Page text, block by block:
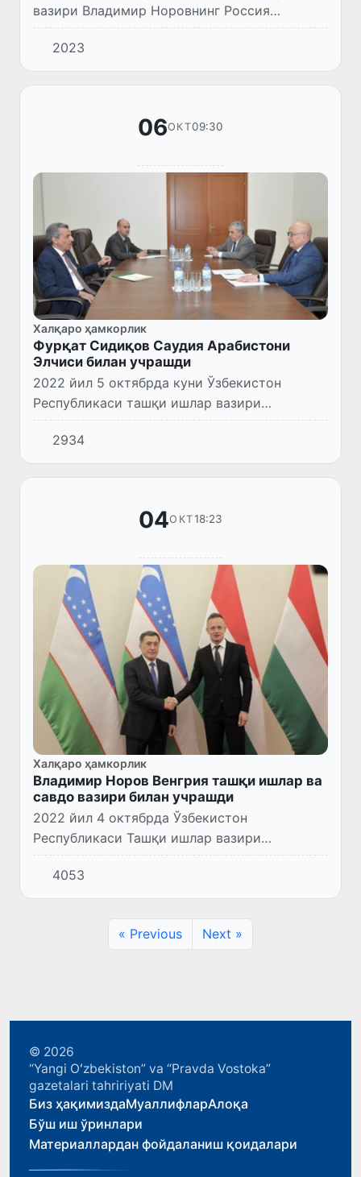
вазири Владимир Норовнинг Россия
Федерацияси Ташқи ишлар вазири Сергей
Лавров билан телефон орқали суҳбати бўлиб
ўтди.
2023
06ОКТ09:30
Халқаро ҳамкорлик
Фурқат Сидиқов Саудия Арабистони
Элчиси билан учрашди
2022 йил 5 октябрда куни Ўзбекистон
Республикаси ташқи ишлар вазири
ўринбосари Фурқат Сидиқов Саудия
Арабистони Подшоҳлигининг Фавқулодда ва
Мухтор Элчиси Юсуф ал-Утайбий билан
2934
04ОКТ18:23
Халқаро ҳамкорлик
Владимир Норов Венгрия ташқи ишлар ва
савдо вазири билан учрашди
2022 йил 4 октябрда Ўзбекистон
Республикаси Ташқи ишлар вазири
Владимир Норов Венгрия Ташқи ишлар ва
савдо вазири Петер Сийярто билан амалий
учрашув ўтказди.
4053
« Previous Next »
© 2026
“Yangi Oʻzbekiston” va “Pravda Vostoka”
gazetalari tahririyati DM
Биз ҳақимиздаМуаллифларАлоқа
Бўш иш ўринлари
Материаллардан фойдаланиш қоидалари